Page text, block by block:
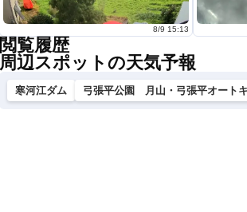
8/9 15:13
閲覧履歴
周辺スポットの天気予報
寒河江ダム 弓張平公園 月山・弓張平オート